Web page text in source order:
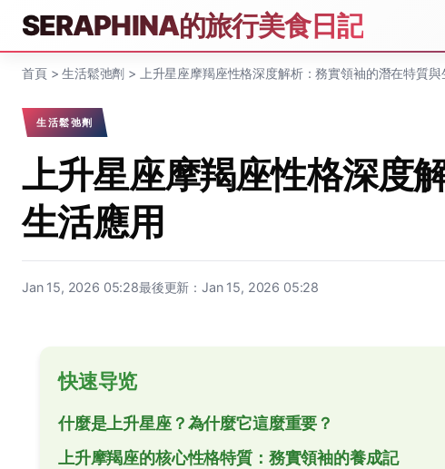
SERAPHINA的旅行美食日記
首頁>生活鬆弛劑 > 上升星座摩羯座性格深度解析：務實領袖的潛在特質與
生活鬆弛劑
上升星座摩羯座性格深度
生活應用
Jan 15, 2026 05:28最後更新：Jan 15, 2026 05:28
快速导览
什麼是上升星座？為什麼它這麼重要？
上升摩羯座的核心性格特質：務實領袖的養成記